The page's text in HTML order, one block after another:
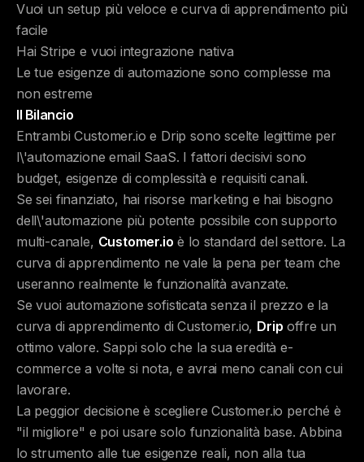
Vuoi un setup più veloce e curva di apprendimento più
facile
Hai Stripe e vuoi integrazione nativa
Le tue esigenze di automazione sono complesse ma
non estreme
Il Bilancio
Entrambi Customer.io e Drip sono scelte legittime per
l\'automazione email SaaS. I fattori decisivi sono
budget, esigenze di complessità e requisiti canali.
Se sei finanziato, hai risorse marketing e hai bisogno
dell\'automazione più potente possibile con supporto
multi-canale, Customer.io è lo standard del settore. La
curva di apprendimento ne vale la pena per team che
useranno realmente le funzionalità avanzate.
Se vuoi automazione sofisticata senza il prezzo e la
curva di apprendimento di Customer.io, Drip offre un
ottimo valore. Sappi solo che la sua eredità e-
commerce a volte si nota, e avrai meno canali con cui
lavorare.
La peggior decisione è scegliere Customer.io perché è
"il migliore" e poi usare solo funzionalità base. Abbina
lo strumento alle tue esigenze reali, non alla tua